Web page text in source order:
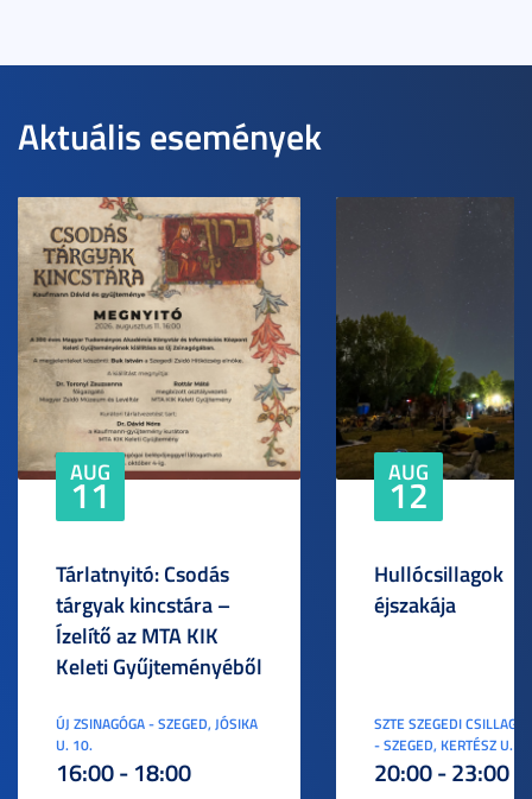
Aktuális események
AUG
11
Tárlatnyitó: Csodás
tárgyak kincstára –
Ízelítő az MTA KIK
Keleti Gyűjteményéből
ÚJ ZSINAGÓGA - SZEGED, JÓSIKA
U. 10.
16:00 - 18:00
AUG
12
Hullócsillagok
éjszakája
SZTE SZEGEDI
- SZEGED, KERTÉSZ U. 3.
20:00 - 23:00